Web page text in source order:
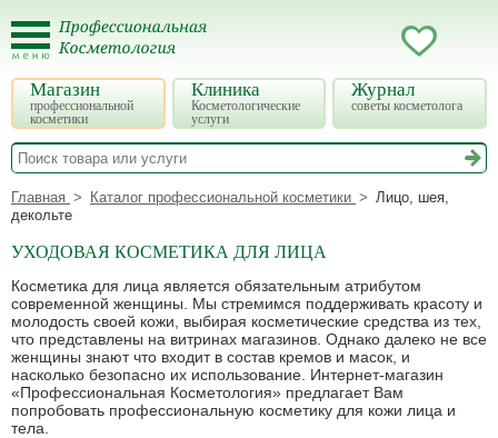
Магазин
профессиональной
косметики
Клиника
Косметологические
услуги
Журнал
советы косметолога
Главная Каталог профессиональной косметики
Лицо, шея,
декольте
УХОДОВАЯ КОСМЕТИКА ДЛЯ ЛИЦА
Косметика для лица является обязательным атрибутом
современной женщины. Мы стремимся поддерживать красоту и
молодость своей кожи, выбирая косметические средства из тех,
что представлены на витринах магазинов. Однако далеко не все
женщины знают что входит в состав кремов и масок, и
насколько безопасно их использование. Интернет-магазин
«Профессиональная Косметология» предлагает Вам
попробовать профессиональную косметику для кожи лица и
тела.